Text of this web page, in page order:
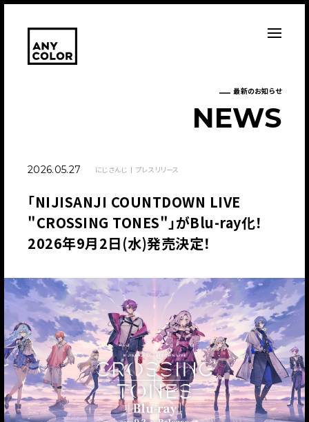
最新のお知らせ
NEWS
2026.05.27 にじさんじ プレスリリース
「NIJISANJI COUNTDOWN LIVE
"CROSSING TONES"」がBlu-ray化！
2026年9月2日(水)発売決定！